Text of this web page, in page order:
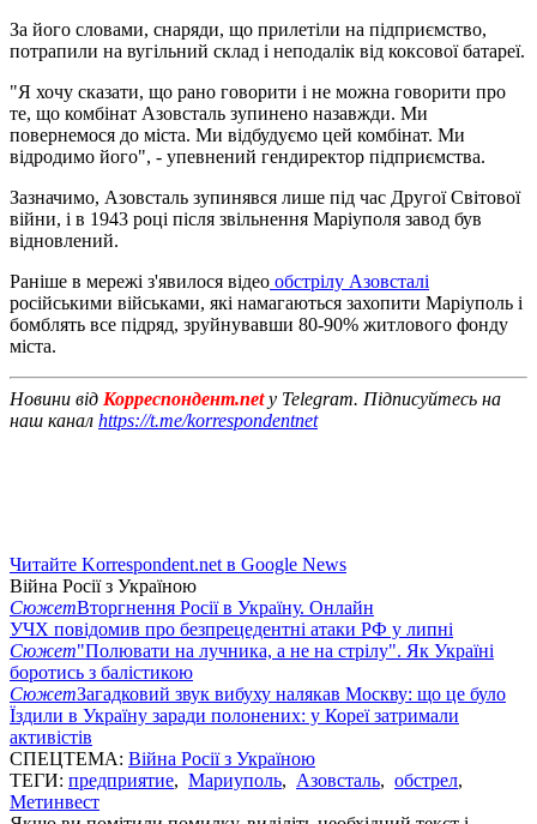
За його словами, снаряди, що прилетіли на підприємство,
потрапили на вугільний склад і неподалік від коксової батареї.
"Я хочу сказати, що рано говорити і не можна говорити про
те, що комбінат Азовсталь зупинено назавжди. Ми
повернемося до міста. Ми відбудуємо цей комбінат. Ми
відродимо його", - упевнений гендиректор підприємства.
Зазначимо, Азовсталь зупинявся лише під час Другої Світової
війни, і в 1943 році після звільнення Маріуполя завод був
відновлений.
Раніше в мережі з'явилося відео обстрілу Азовсталі
російськими військами, які намагаються захопити Маріуполь і
бомблять все підряд, зруйнувавши 80-90% житлового фонду
міста.
Новини від Корреспондент.netу Telegram. Підписуйтесь на
наш канал https://t.me/korrespondentnet
Читайте Korrespondent.net в Google News
Війна Росії з Україною
СюжетВторгнення Росії в Україну. Онлайн
УЧХ повідомив про безпрецедентні атаки РФ у липні
Сюжет"Полювати на лучника, а не на стрілу". Як Україні
боротись з балістикою
СюжетЗагадковий звук вибуху налякав Москву: що це було
Їздили в Україну заради полонених: у Кореї затримали
активістів
СПЕЦТЕМА: Війна Росії з Україною
ТЕГИ: предприятие, Мариуполь, Азовсталь, обстрел,
Метинвест